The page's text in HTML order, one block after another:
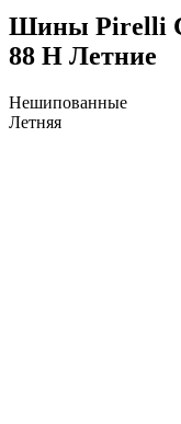
Шины Pirelli
88 H Летние
Нешипованные
Летняя